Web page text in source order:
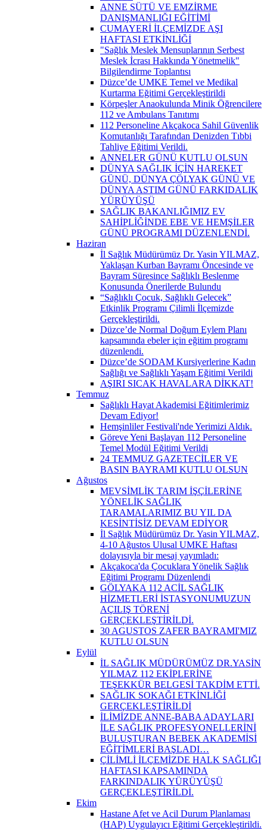
ANNE SÜTÜ VE EMZİRME
DANIŞMANLIĞI EĞİTİMİ
CUMAYERİ İLÇEMİZDE AŞI
HAFTASI ETKİNLİĞİ
"Sağlık Meslek Mensuplarının Serbest
Meslek İcrası Hakkında Yönetmelik"
Bilgilendirme Toplantısı
Düzce’de UMKE Temel ve Medikal
Kurtarma Eğitimi Gerçekleştirildi
Körpeşler Anaokulunda Minik Öğrencilere
112 ve Ambulans Tanıtımı
112 Personeline Akçakoca Sahil Güvenlik
Komutanlığı Tarafından Denizden Tıbbi
Tahliye Eğitimi Verildi.
ANNELER GÜNÜ KUTLU OLSUN
DÜNYA SAĞLIK İÇİN HAREKET
GÜNÜ, DÜNYA ÇÖLYAK GÜNÜ VE
DÜNYA ASTIM GÜNÜ FARKIDALIK
YÜRÜYÜŞÜ
SAĞLIK BAKANLIĞIMIZ EV
SAHİPLİĞİNDE EBE VE HEMŞİLER
GÜNÜ PROGRAMI DÜZENLENDİ.
Haziran
İl Sağlık Müdürümüz Dr. Yasin YILMAZ,
Yaklaşan Kurban Bayramı Öncesinde ve
Bayram Süresince Sağlıklı Beslenme
Konusunda Önerilerde Bulundu
“Sağlıklı Çocuk, Sağlıklı Gelecek”
Etkinlik Programı Çilimli İlçemizde
Gerçekleştirildi.
Düzce’de Normal Doğum Eylem Planı
kapsamında ebeler için eğitim programı
düzenlendi.
Düzce’de SODAM Kursiyerlerine Kadın
Sağlığı ve Sağlıklı Yaşam Eğitimi Verildi
AŞIRI SICAK HAVALARA DİKKAT!
Temmuz
Sağlıklı Hayat Akademisi Eğitimlerimiz
Devam Ediyor!
Hemşinliler Festivali'nde Yerimizi Aldık.
Göreve Yeni Başlayan 112 Personeline
Temel Modül Eğitimi Verildi
24 TEMMUZ GAZETECİLER VE
BASIN BAYRAMI KUTLU OLSUN
Ağustos
MEVSİMLİK TARIM İŞÇİLERİNE
YÖNELİK SAĞLIK
TARAMALARIMIZ BU YIL DA
KESİNTİSİZ DEVAM EDİYOR
İl Sağlık Müdürümüz Dr. Yasin YILMAZ,
4-10 Ağustos Ulusal UMKE Haftası
dolayısıyla bir mesaj yayımladı:
Akçakoca'da Çocuklara Yönelik Sağlık
Eğitimi Programı Düzenlendi
GÖLYAKA 112 ACİL SAĞLIK
HİZMETLERİ İSTASYONUMUZUN
AÇILIŞ TÖRENİ
GERÇEKLEŞTİRİLDİ.
30 AGUSTOS ZAFER BAYRAMI'MIZ
KUTLU OLSUN
Eylül
İL SAĞLIK MÜDÜRÜMÜZ DR.YASİN
YILMAZ 112 EKİPLERİNE
TEŞEKKÜR BELGESİ TAKDİM ETTİ.
SAĞLIK SOKAĞI ETKİNLİĞİ
GERÇEKLEŞTİRİLDİ
İLİMİZDE ANNE-BABA ADAYLARI
İLE SAĞLIK PROFESYONELLERİNİ
BULUŞTURAN BEBEK AKADEMİSİ
EĞİTİMLERİ BAŞLADI…
ÇİLİMLİ İLÇEMİZDE HALK SAĞLIĞI
HAFTASI KAPSAMINDA
FARKINDALIK YÜRÜYÜŞÜ
GERÇEKLEŞTİRİLDİ.
Ekim
Hastane Afet ve Acil Durum Planlaması
(HAP) Uygulayıcı Eğitimi Gerçekleştirildi.